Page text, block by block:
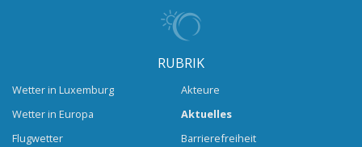
RUBRIK
Wetter in Luxemburg
Wetter in Europa
Flugwetter
Akteure
Aktuelles
Barrierefreiheit